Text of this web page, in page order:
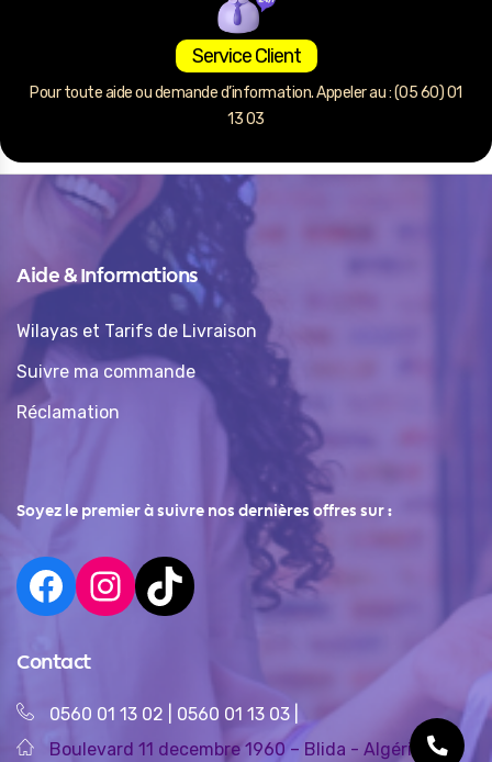
Service Client
Pour toute aide ou demande d’information. Appeler au : (05 60) 01
13 03
Aide & Informations
Wilayas et Tarifs de Livraison
Suivre ma commande
Réclamation
Soyez le premier à suivre nos dernières offres sur :
Contact
0560 01 13 02 0560 01 13 03
Boulevard 11 decembre 1960 – Blida - Algérie